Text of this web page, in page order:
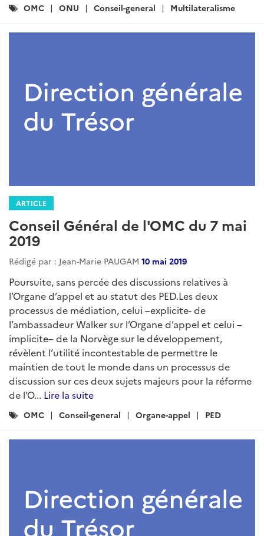
Catégories
OMC ONU Conseil-general Multilateralisme
ARTICLE
Conseil Général de l'OMC du 7 mai
2019
Rédigé par : Jean-Marie PAUGAM 10 mai 2019
Poursuite, sans percée des discussions relatives à
l’Organe d’appel et au statut des PED.Les deux
processus de médiation, celui –explicite- de
l’ambassadeur Walker sur l’Organe d’appel et celui –
implicite– de la Norvège sur le développement,
révèlent l’utilité incontestable de permettre le
maintien de tout le monde dans un processus de
discussion sur ces deux sujets majeurs pour la réforme
de l’O... Lire la suite
Catégories
OMC Conseil-general Organe-appel PED